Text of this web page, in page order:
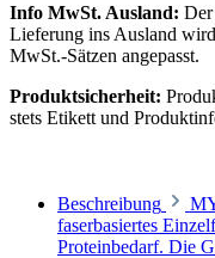
Info MwSt. Ausland:
Lieferung ins Ausland
MwSt.-Sätzen angepasst.
Produktsicherheit:
stets Etikett und
Beschreibung
faserbasiertes
Proteinbedarf. Die